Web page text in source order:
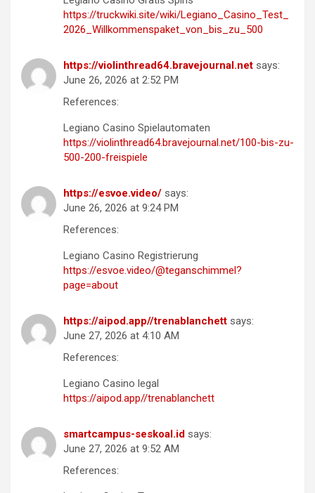
https://truckwiki.site/wiki/Legiano_Casino_Test_
2026_Willkommenspaket_von_bis_zu_500
https://violinthread64.bravejournal.net says:
June 26, 2026 at 2:52 PM
References:
Legiano Casino Spielautomaten
https://violinthread64.bravejournal.net/100-bis-zu-
500-200-freispiele
https://esvoe.video/ says:
June 26, 2026 at 9:24 PM
References:
Legiano Casino Registrierung
https://esvoe.video/@teganschimmel?
page=about
https://aipod.app//trenablanchett says:
June 27, 2026 at 4:10 AM
References:
Legiano Casino legal
https://aipod.app//trenablanchett
smartcampus-seskoal.id says:
June 27, 2026 at 9:52 AM
References: